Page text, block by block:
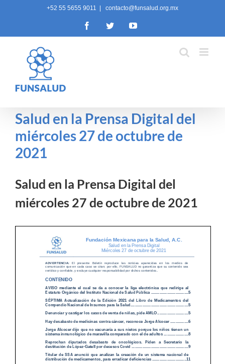
+52 55 5655 9011 contacto@funsalud.org.mx
FacebookTwitterYouTube
Salud en la Prensa Digital del
miércoles 27 de octubre de
2021
Salud en la Prensa Digital del
miércoles 27 de octubre de 2021